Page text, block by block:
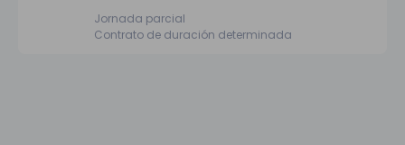
Jornada parcial
Contrato de duración determinada